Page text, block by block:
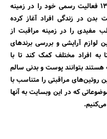
در سال 1398 فعالیت رسمی خود را در زمینه
بدن در زندگی افراد آغاز کرده
مفیدی را در زمینه مراقبت از
لوازم آرایشی و بررسی برند‌های
افراد مختلف کمک کند تا با
هستند بتوانند پوست و بدنی سالم
روتین‌های مراقبتی را متناسب با
که در این وبسایت به آنها